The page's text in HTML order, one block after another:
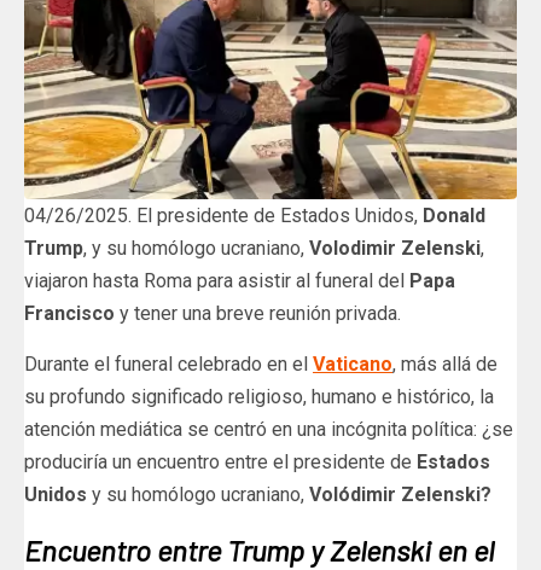
04/26/2025. El presidente de Estados Unidos, Donald
Trump, y su homólogo ucraniano, Volodimir Zelenski,
viajaron hasta Roma para asistir al funeral del Papa
Francisco y tener una breve reunión privada.
Durante el funeral celebrado en el Vaticano, más allá de
su profundo significado religioso, humano e histórico, la
atención mediática se centró en una incógnita política: ¿se
produciría un encuentro entre el presidente de Estados
Unidos y su homólogo ucraniano, Volódimir Zelenski?
Encuentro entre Trump y Zelenski en el